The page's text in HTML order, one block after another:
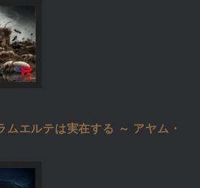
ムエルテは実在する ～ アヤム・